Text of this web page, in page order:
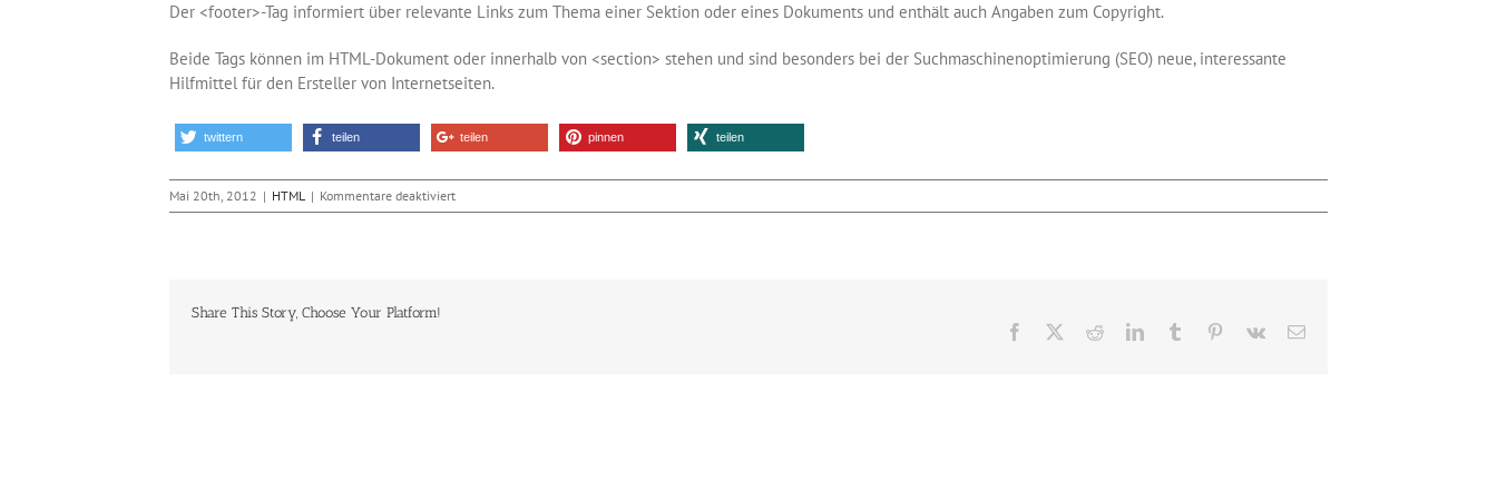
Der <footer>-Tag informiert über relevante Links zum Thema einer Sektion oder eines Dokuments und enthält auch Angaben zum Copyright.
Beide Tags können im HTML-Dokument oder innerhalb von <section> stehen und sind besonders bei der Suchmaschinenoptimierung (SEO) neue, interessante
Hilfmittel für den Ersteller von Internetseiten.
twittern teilen teilen pinnen teilen
Mai 20th, 2012 | HTML | Kommentare deaktiviertfür
HTML5
Share This Story, Choose Your Platform!
Facebook RedditLinkedInTumblr Pinterest
Vk
E-